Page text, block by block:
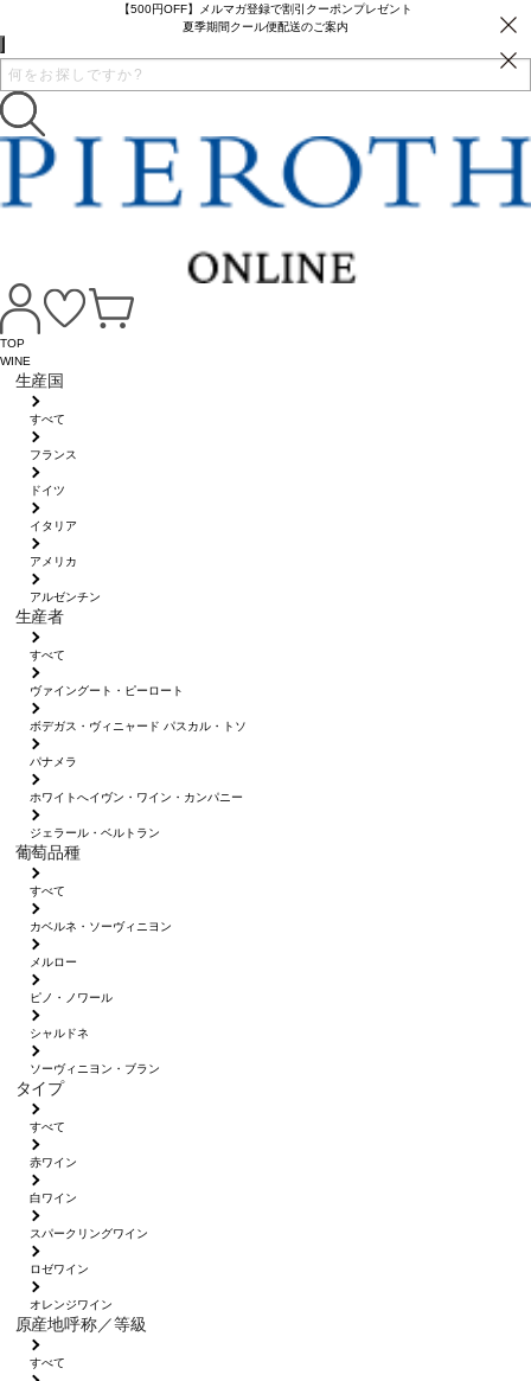
【500円OFF】メルマガ登録で割引クーポンプレゼント
夏季期間クール便配送のご案内
TOP
WINE
生産国
すべて
フランス
ドイツ
イタリア
アメリカ
アルゼンチン
生産者
すべて
ヴァイングート・ピーロート
ボデガス・ヴィニャード パスカル・トソ
パナメラ
ホワイトへイヴン・ワイン・カンパニー
ジェラール・ベルトラン
葡萄品種
すべて
カベルネ・ソーヴィニヨン
メルロー
ピノ・ノワール
シャルドネ
ソーヴィニヨン・ブラン
タイプ
すべて
赤ワイン
白ワイン
スパークリングワイン
ロゼワイン
オレンジワイン
原産地呼称／等級
すべて